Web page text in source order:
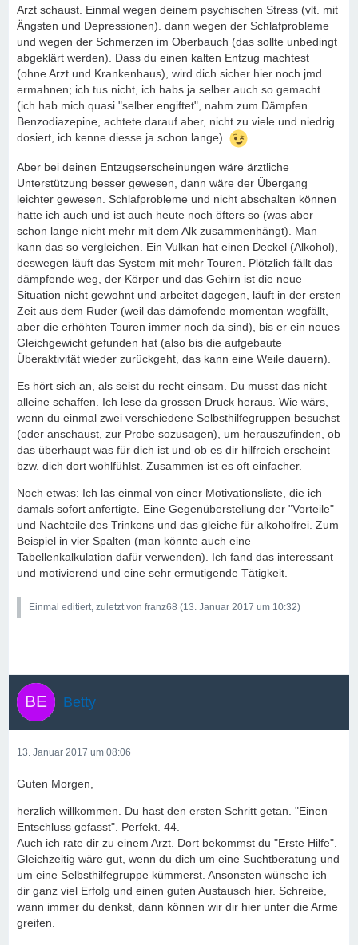
Arzt schaust. Einmal wegen deinem psychischen Stress (vlt. mit
Ängsten und Depressionen). dann wegen der Schlafprobleme
und wegen der Schmerzen im Oberbauch (das sollte unbedingt
abgeklärt werden). Dass du einen kalten Entzug machtest
(ohne Arzt und Krankenhaus), wird dich sicher hier noch jmd.
ermahnen; ich tus nicht, ich habs ja selber auch so gemacht
(ich hab mich quasi "selber engiftet", nahm zum Dämpfen
Benzodiazepine, achtete darauf aber, nicht zu viele und niedrig
dosiert, ich kenne diesse ja schon lange).
Aber bei deinen Entzugserscheinungen wäre ärztliche
Unterstützung besser gewesen, dann wäre der Übergang
leichter gewesen. Schlafprobleme und nicht abschalten können
hatte ich auch und ist auch heute noch öfters so (was aber
schon lange nicht mehr mit dem Alk zusammenhängt). Man
kann das so vergleichen. Ein Vulkan hat einen Deckel (Alkohol),
deswegen läuft das System mit mehr Touren. Plötzlich fällt das
dämpfende weg, der Körper und das Gehirn ist die neue
Situation nicht gewohnt und arbeitet dagegen, läuft in der ersten
Zeit aus dem Ruder (weil das dämofende momentan wegfällt,
aber die erhöhten Touren immer noch da sind), bis er ein neues
Gleichgewicht gefunden hat (also bis die aufgebaute
Überaktivität wieder zurückgeht, das kann eine Weile dauern).
Es hört sich an, als seist du recht einsam. Du musst das nicht
alleine schaffen. Ich lese da grossen Druck heraus. Wie wärs,
wenn du einmal zwei verschiedene Selbsthilfegruppen besuchst
(oder anschaust, zur Probe sozusagen), um herauszufinden, ob
das überhaupt was für dich ist und ob es dir hilfreich erscheint
bzw. dich dort wohlfühlst. Zusammen ist es oft einfacher.
Noch etwas: Ich las einmal von einer Motivationsliste, die ich
damals sofort anfertigte. Eine Gegenüberstellung der "Vorteile"
und Nachteile des Trinkens und das gleiche für alkoholfrei. Zum
Beispiel in vier Spalten (man könnte auch eine
Tabellenkalkulation dafür verwenden). Ich fand das interessant
und motivierend und eine sehr ermutigende Tätigkeit.
Einmal editiert, zuletzt von franz68 (13. Januar 2017 um 10:32)
Betty
13. Januar 2017 um 08:06
Guten Morgen,
herzlich willkommen. Du hast den ersten Schritt getan. "Einen
Entschluss gefasst". Perfekt. 44.
Auch ich rate dir zu einem Arzt. Dort bekommst du "Erste Hilfe".
Gleichzeitig wäre gut, wenn du dich um eine Suchtberatung und
um eine Selbsthilfegruppe kümmerst. Ansonsten wünsche ich
dir ganz viel Erfolg und einen guten Austausch hier. Schreibe,
wann immer du denkst, dann können wir dir hier unter die Arme
greifen.